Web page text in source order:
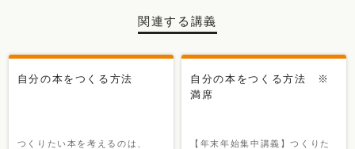
関連する講義
自分の本をつくる方法
つくりたい本を考えるのは、
自分の本をつくる方法 ※
満席
【年末年始集中講義】つくりた